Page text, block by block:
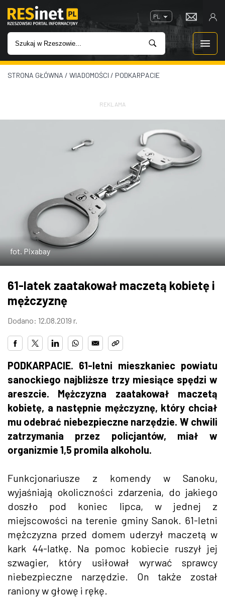
PL
WIADOMOŚCI
GASTRONOMIA
ZDJĘCIA
W RZESZOWIE
STRONA GŁÓWNA / WIADOMOŚCI / PODKARPACIE
REKLAMA
fot. Pixabay
61-latek zaatakował maczetą kobietę i
mężczyznę
Dodano: 12.08.2019 r.
PODKARPACIE. 61-letni mieszkaniec powiatu
sanockiego najbliższe trzy miesiące spędzi w
areszcie. Mężczyzna zaatakował maczetą
kobietę, a następnie mężczyznę, który chciał
mu odebrać niebezpieczne narzędzie. W chwili
zatrzymania przez policjantów, miał w
organizmie 1,5 promila alkoholu.
Funkcjonariusze z komendy w Sanoku,
wyjaśniają okoliczności zdarzenia, do jakiego
doszło pod koniec lipca, w jednej z
miejscowości na terenie gminy Sanok. 61-letni
mężczyzna przed domem uderzył maczetą w
kark 44-latkę. Na pomoc kobiecie ruszył jej
szwagier, który usiłował wyrwać sprawcy
niebezpieczne narzędzie. On także został
raniony w głowę i rękę.